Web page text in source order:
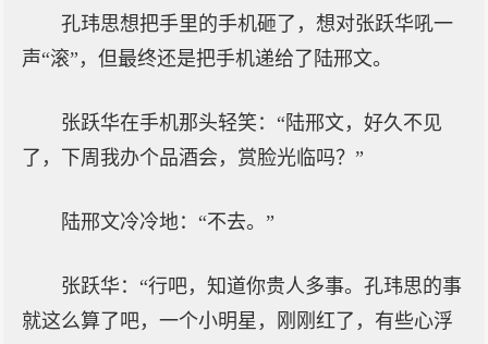
孔玮思想把手里的手机砸了，想对张跃华吼一
声“滚”，但最终还是把手机递给了陆邢文。
张跃华在手机那头轻笑：“陆邢文，好久不见
了，下周我办个品酒会，赏脸光临吗？”
陆邢文冷冷地：“不去。”
张跃华：“行吧，知道你贵人多事。孔玮思的事
就这么算了吧，一个小明星，刚刚红了，有些心浮